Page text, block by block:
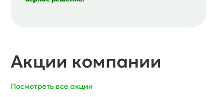
Акции компании
Посмотреть все акции